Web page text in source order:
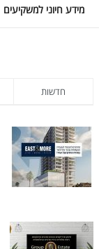
מידע חיוני למשקיעים
חדשות